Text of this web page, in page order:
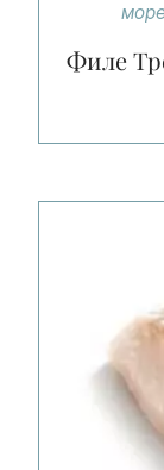
море
Филе